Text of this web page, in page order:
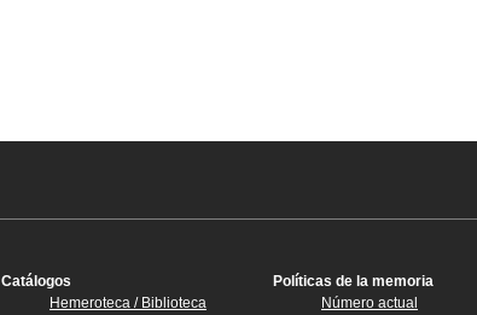
Catálogos
Hemeroteca / Biblioteca
Políticas de la memoria
Número actual